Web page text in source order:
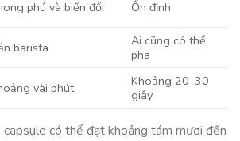
phú và biến đổi Ổn định
barista
Ai cũng có thể
pha
vài phút
Khoảng 20–30
giây
có thể đạt khoảng tám mươi đến